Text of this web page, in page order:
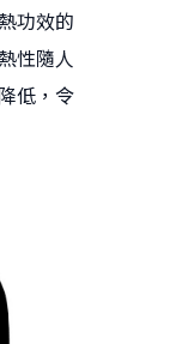
功效的
性隨人
低，令